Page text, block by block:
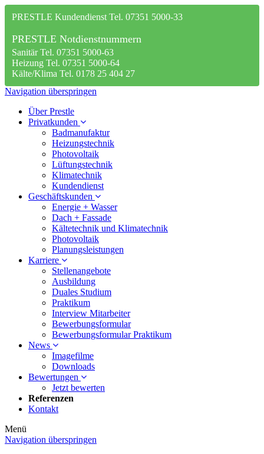
PRESTLE Kundendienst Tel. 07351 5000-33
PRESTLE Notdienstnummern
Sanitär Tel. 07351 5000-63
Heizung Tel. 07351 5000-64
Kälte/Klima Tel. 0178 25 404 27
Navigation überspringen
Über Prestle
Privatkunden
Badmanufaktur
Heizungstechnik
Photovoltaik
Lüftungstechnik
Klimatechnik
Kundendienst
Geschäftskunden
Energie + Wasser
Dach + Fassade
Kältetechnik und Klimatechnik
Photovoltaik
Planungsleistungen
Karriere
Stellenangebote
Ausbildung
Duales Studium
Praktikum
Interview Mitarbeiter
Bewerbungsformular
Bewerbungsformular Praktikum
News
Imagefilme
Downloads
Bewertungen
Jetzt bewerten
Referenzen
Kontakt
Menü
Navigation überspringen